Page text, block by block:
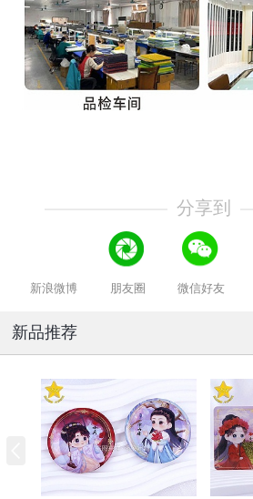
分享到
新浪微博 朋友圈 微信好友
新品推荐